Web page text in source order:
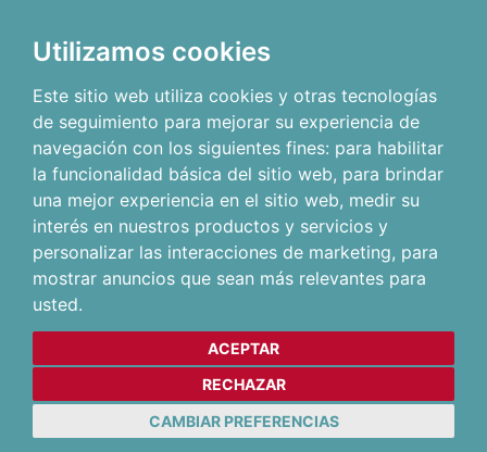
Utilizamos cookies
Este sitio web utiliza cookies y otras tecnologías
de seguimiento para mejorar su experiencia de
navegación con los siguientes fines: para habilitar
la funcionalidad básica del sitio web, para brindar
una mejor experiencia en el sitio web, medir su
interés en nuestros productos y servicios y
personalizar las interacciones de marketing, para
mostrar anuncios que sean más relevantes para
usted.
ACEPTAR
RECHAZAR
CAMBIAR PREFERENCIAS